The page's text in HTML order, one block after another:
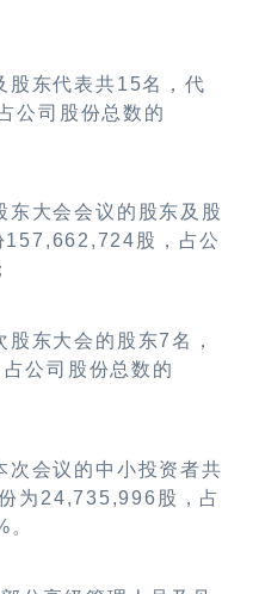
股东代表共15名，代
公司股份总数的
东大会会议的股东及股
157,662,724股，占公
东大会的股东7名，
公司股份总数的
次会议的中小投资者共
为24,735,996股，占